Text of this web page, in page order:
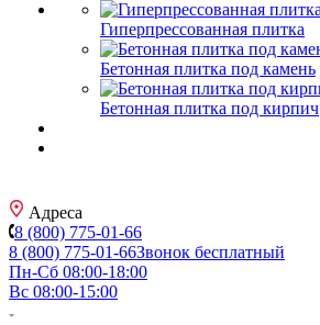
Гиперпрессованная плитка
Бетонная плитка под камень
Бетонная плитка под кирпич
Адреса
8 (800) 775-01-66
8 (800) 775-01-66Звонок бесплатный
Пн-Сб 08:00-18:00
Вс 08:00-15:00